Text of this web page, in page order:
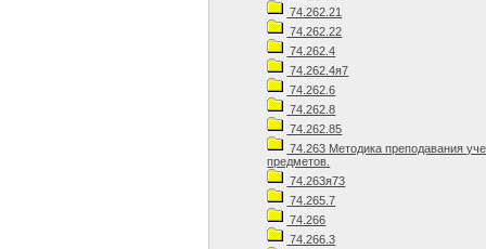
74.262.21
74.262.22
74.262.4
74.262.4я7
74.262.6
74.262.8
74.262.85
74.263 Методика преподавания
предметов.
74.263я73
74.265.7
74.266
74.266.3